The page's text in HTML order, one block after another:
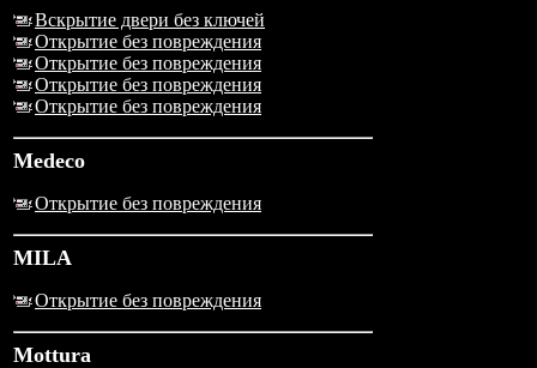
Вскрытие двери без ключей
Открытие без повреждения
Открытие без повреждения
Открытие без повреждения
Открытие без повреждения
Medeco
Открытие без повреждения
MILA
Открытие без повреждения
Mottura